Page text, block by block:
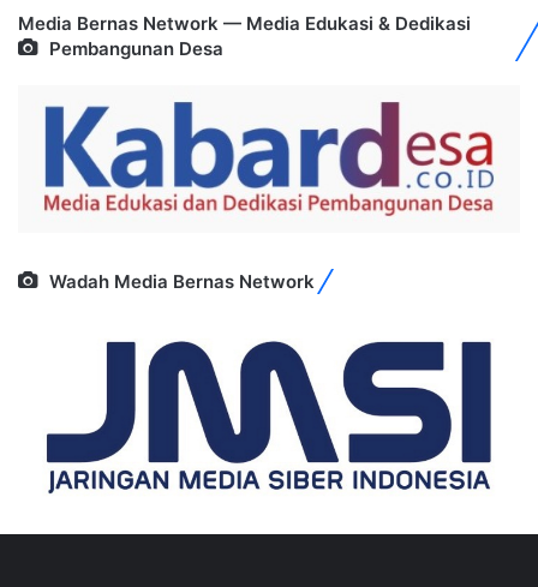
Media Bernas Network — Media Edukasi & Dedikasi
Pembangunan Desa
Wadah Media Bernas Network